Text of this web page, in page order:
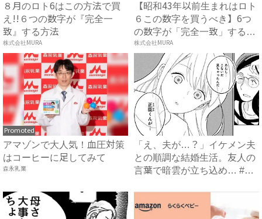
８月のロト6はこの方法で買
え!!６つの数字が『完全一
致』する方法
株式会社MURA
【昭和43年以前生まれはロト
６この数字を買うべき】6つ
の数字が「完全一致」する
方...
株式会社MURA
Promoted
アマゾンで大人気！血圧対策
はコーヒーに足してみて
森永乳業
「え、夫が…？」イケメン夫
との順調な結婚生活。友人の
言葉で暗雲が立ち込め… #